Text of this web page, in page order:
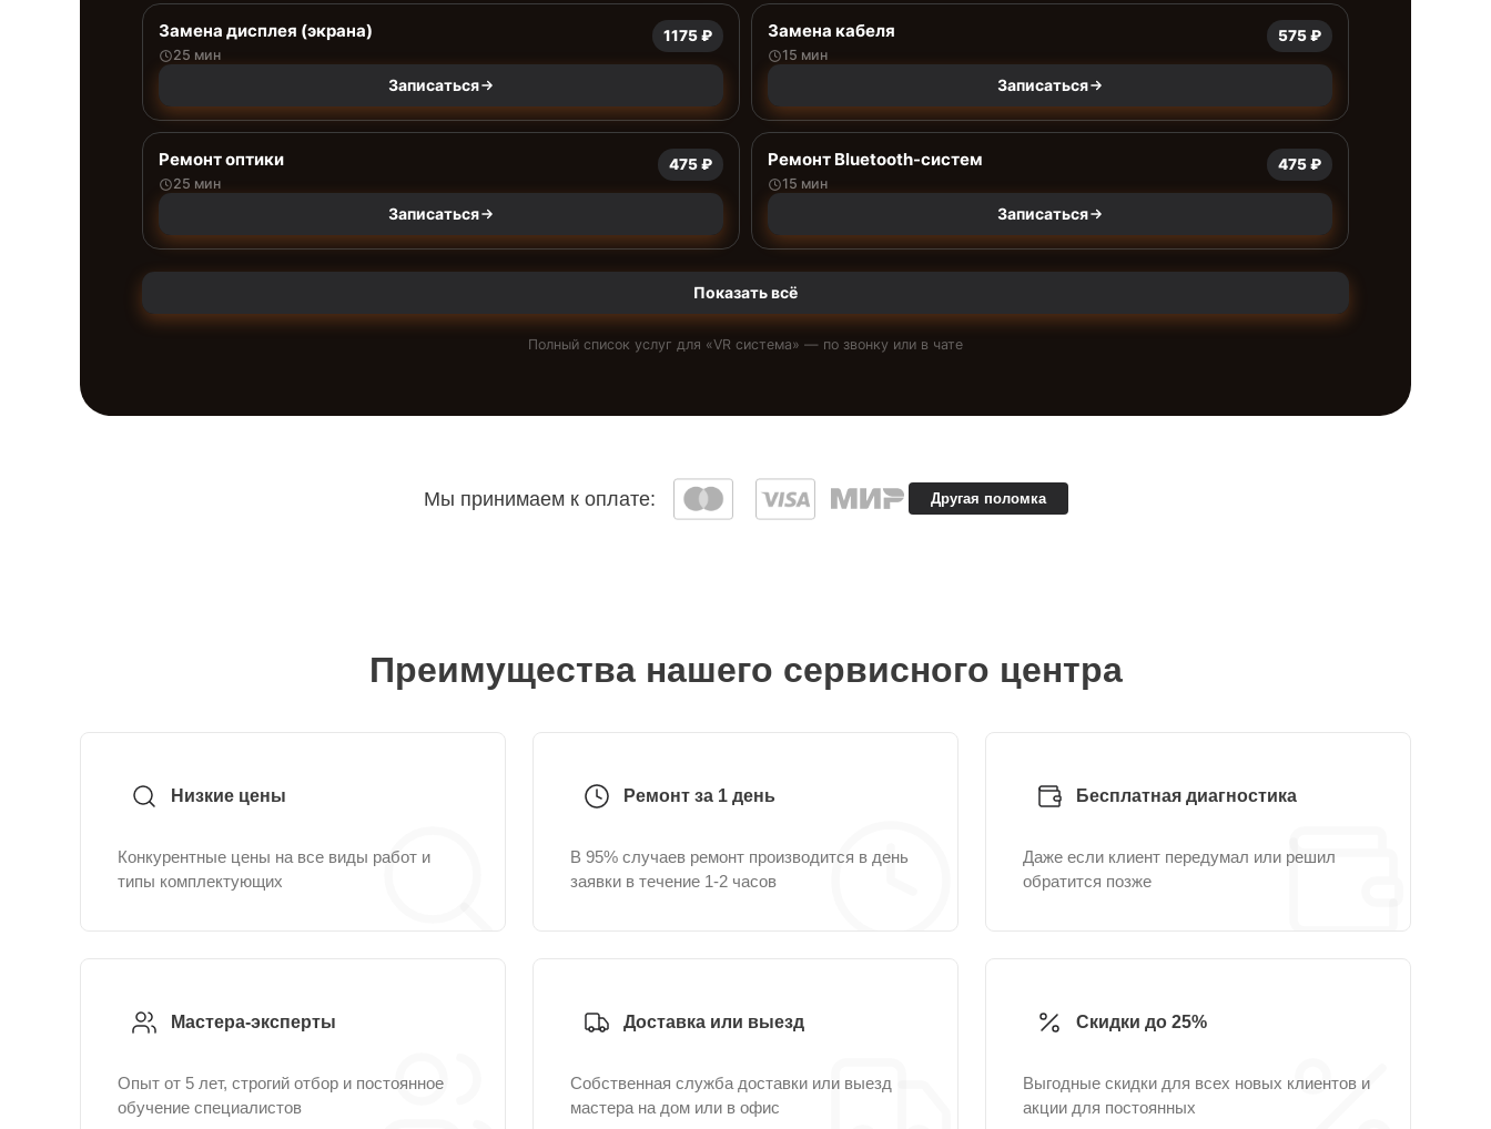
Замена дисплея (экрана)
25 мин
1175 ₽
Записаться
Замена кабеля
15 мин
575 ₽
Записаться
Ремонт оптики
25 мин
475 ₽
Записаться
Ремонт Bluetooth-систем
15 мин
475 ₽
Записаться
Показать всё
Полный список услуг для «VR система» — по звонку или в чате
Мы принимаем к оплате: Другая поломка
Преимущества нашего сервисного центра
Низкие цены
Конкурентные цены на все виды работ и
типы комплектующих
Ремонт за 1 день
В 95% случаев ремонт производится в день
заявки в течение 1-2 часов
Бесплатная диагностика
Даже если клиент передумал или решил
обратится позже
Мастера-эксперты
Опыт от 5 лет, строгий отбор и постоянное
обучение специалистов
Доставка или выезд
Собственная служба доставки или выезд
мастера на дом или в офис
Скидки до 25%
Выгодные скидки для всех новых клиентов и
акции для постоянных